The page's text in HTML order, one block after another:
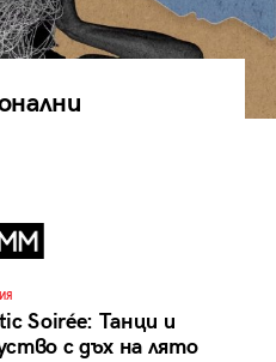
Soirée: Танци и
с дъх на лято